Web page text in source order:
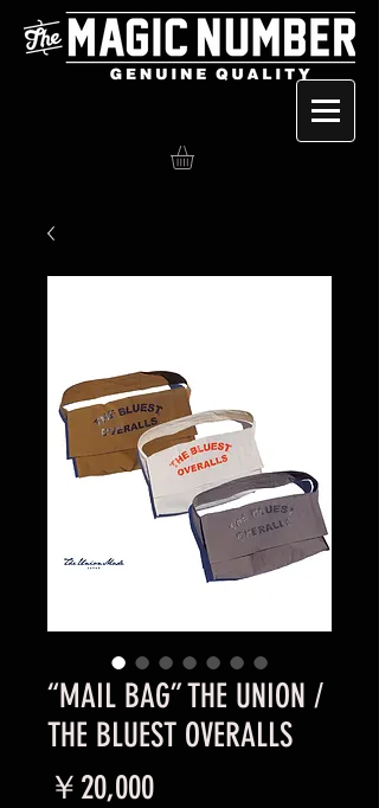
“MAIL BAG” THE UNION /
THE BLUEST OVERALLS
￥20,000価